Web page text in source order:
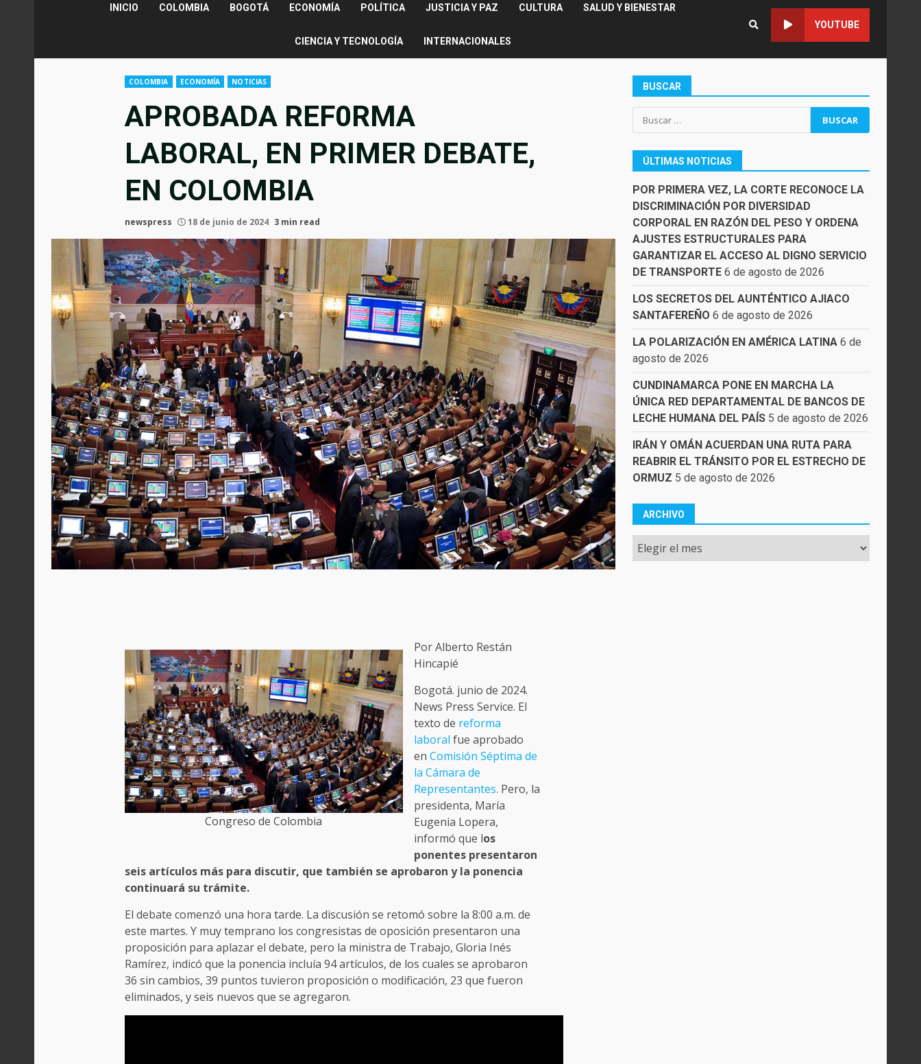
INICIO COLOMBIA BOGOTÁ ECONOMÍA POLÍTICA JUSTICIA Y PAZ CULTURA SALUD Y BIENESTAR
CIENCIA Y TECNOLOGÍA INTERNACIONALES
YOUTUBE
COLOMBIA ECONOMÍA NOTICIAS
APROBADA REF0RMA
LABORAL, EN PRIMER DEBATE,
EN COLOMBIA
newspress 18 de junio de 2024 3 min read
Congreso de Colombia
Por Alberto Restán
Hincapié
Bogotá. junio de 2024.
News Press Service. El
texto de reforma
laboral fue aprobado
en Comisión Séptima de
la Cámara de
Representantes. Pero, la
presidenta, María
Eugenia Lopera,
informó que los
ponentes presentaron
seis artículos más para discutir, que también se aprobaron y la ponencia
continuará su trámite.
El debate comenzó una hora tarde. La discusión se retomó sobre la 8:00 a.m. de
este martes. Y muy temprano los congresistas de oposición presentaron una
proposición para aplazar el debate, pero la ministra de Trabajo, Gloria Inés
Ramírez, indicó que la ponencia incluía 94 artículos, de los cuales se aprobaron
36 sin cambios, 39 puntos tuvieron proposición o modificación, 23 que fueron
eliminados, y seis nuevos que se agregaron.
BUSCAR
Buscar:
ÚLTIMAS NOTICIAS
POR PRIMERA VEZ, LA CORTE RECONOCE LA
DISCRIMINACIÓN POR DIVERSIDAD
CORPORAL EN RAZÓN DEL PESO Y ORDENA
AJUSTES ESTRUCTURALES PARA
GARANTIZAR EL ACCESO AL DIGNO SERVICIO
DE TRANSPORTE 6 de agosto de 2026
LOS SECRETOS DEL AUNTÉNTICO AJIACO
SANTAFEREÑO 6 de agosto de 2026
LA POLARIZACIÓN EN AMÉRICA LATINA 6 de
agosto de 2026
CUNDINAMARCA PONE EN MARCHA LA
ÚNICA RED DEPARTAMENTAL DE BANCOS DE
LECHE HUMANA DEL PAÍS 5 de agosto de 2026
IRÁN Y OMÁN ACUERDAN UNA RUTA PARA
REABRIR EL TRÁNSITO POR EL ESTRECHO DE
ORMUZ 5 de agosto de 2026
ARCHIVO
Archivo